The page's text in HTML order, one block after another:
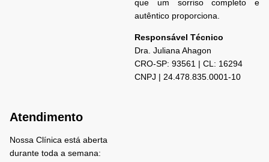
que um sorriso completo e
autêntico proporciona.
Responsável Técnico
Dra. Juliana Ahagon
CRO-SP: 93561 | CL: 16294
CNPJ | 24.478.835.0001-10
Atendimento
Nossa Clínica está aberta
durante toda a semana: